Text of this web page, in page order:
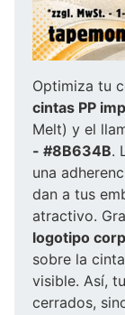
Optimiza tu
cintas PP
Melt) y el
- #8B634B.
una
dan a tus
atractivo.
logotipo
sobre la
visible. Así,
cerrados,